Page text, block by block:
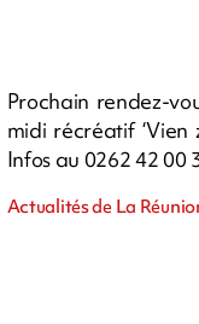
Prochain rendez-
midi récréatif ‘Vien
Infos au 0262 42 00
Actualités de La